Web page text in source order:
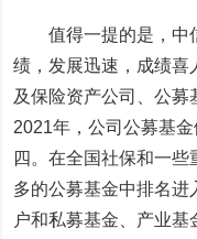
值得一提的是，中
绩，发展迅速，成绩喜
及保险资产公司、公募
2021年，公司公募基
四。在全国社保和一
多的公募基金中排名进
户和私募基金、产业